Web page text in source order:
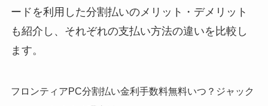
ードを利用した分割払いのメリット・デメリット
も紹介し、それぞれの支払い方法の違いを比較し
ます。
フロンティアPC分割払い金利手数料無料いつ？ジャック